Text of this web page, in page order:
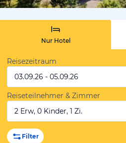
Nur Hotel
Reisezeitraum
03.09.26 - 05.09.26
Reiseteilnehmer & Zimmer
2 Erw, 0 Kinder, 1 Zi.
Filter